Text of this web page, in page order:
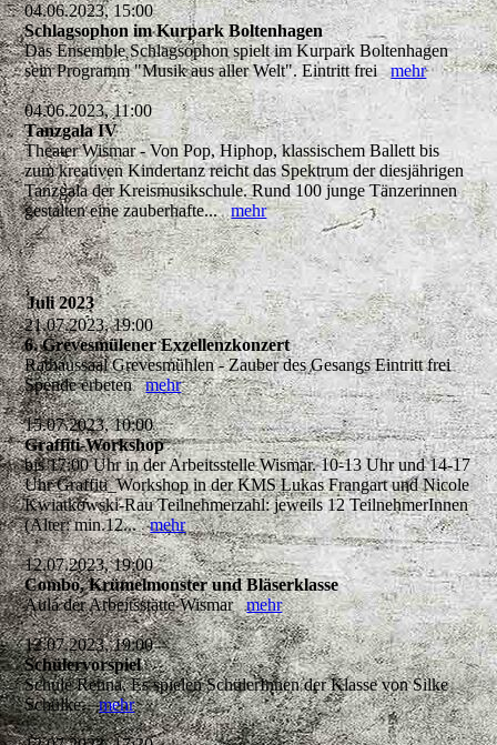
04.06.2023, 15:00
Schlagsophon im Kurpark Boltenhagen
Das Ensemble Schlagsophon spielt im Kurpark Boltenhagen
sein Programm "Musik aus aller Welt". Eintritt freimehr
04.06.2023, 11:00
Tanzgala IV
Theater Wismar - Von Pop, Hiphop, klassischem Ballett bis
zum kreativen Kindertanz reicht das Spektrum der diesjährigen
Tanzgala der Kreismusikschule. Rund 100 junge Tänzerinnen
gestalten eine zauberhafte...mehr
Juli 2023
21.07.2023, 19:00
6. Grevesmülener Exzellenzkonzert
Rathaussaal Grevesmühlen - Zauber des Gesangs Eintritt frei
Spende erbetenmehr
15.07.2023, 10:00
Graffiti-Workshop
bis 17:00 Uhr in der Arbeitsstelle Wismar. 10-13 Uhr und 14-17
Uhr Graffiti_Workshop in der KMS Lukas Frangart und Nicole
Kwiatkowski-Rau Teilnehmerzahl: jeweils 12 TeilnehmerInnen
(Alter: min.12...mehr
12.07.2023, 19:00
Combo, Krümelmonster und Bläserklasse
Aula der Arbeitsstätte Wismarmehr
12.07.2023, 19:00
Schülervorspiel
Schule Rehna, Es spielen SchülerInnen der Klasse von Silke
Schülke.mehr